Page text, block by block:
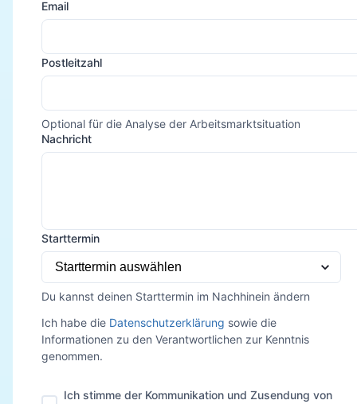
Email
Postleitzahl
Optional für die Analyse der Arbeitsmarktsituation
Nachricht
Starttermin
Du kannst deinen Starttermin im Nachhinein ändern
Ich habe die Datenschutzerklärung sowie die
Informationen zu den Verantwortlichen zur Kenntnis
genommen.
Ich stimme der Kommunikation und Zusendung von